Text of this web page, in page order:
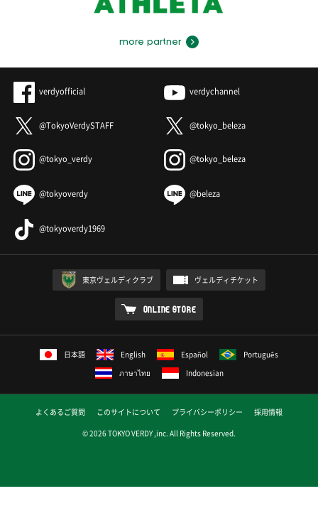
more partner
verdyofficial verdychannel
@TokyoVerdySTAFF @tokyo_beleza
@tokyo_verdy @tokyo_beleza
@tokyoverdy @beleza
@tokyoverdy1969
東京ヴェルディクラブ ヴェルディチケット
ONLINE STORE
日本語 English Español
Português
ภาษาไทย
Indonesian
よくあるご質問 このサイトについて プライバシーポリシー
採用情報
© 2026 TOKYO VERDY ,inc. All Rights Reserved.